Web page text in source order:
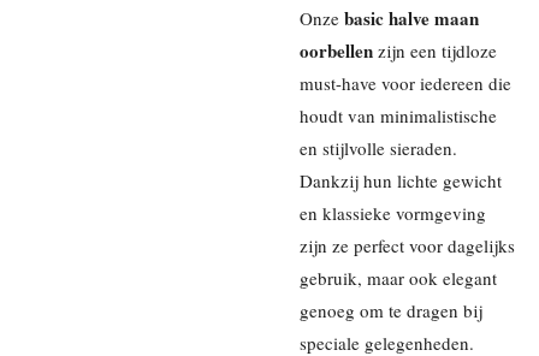
Onze basic halve maan
oorbellen zijn een tijdloze
must-have voor iedereen die
houdt van minimalistische
en stijlvolle sieraden.
Dankzij hun lichte gewicht
en klassieke vormgeving
zijn ze perfect voor dagelijks
gebruik, maar ook elegant
genoeg om te dragen bij
speciale gelegenheden.